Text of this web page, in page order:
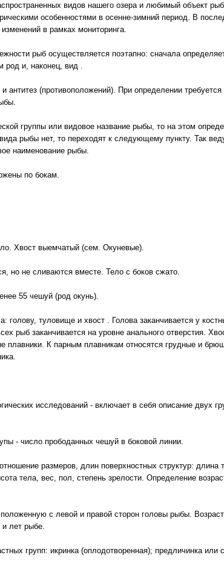
видов нашего озера и любимый объект
особенностями в осенне-зимний период. В
в рамках мониторинга.
рыб осуществляется поэтапно: сначала
род и, наконец, вид .
(противоположений). При определении требуется
группы или видовое название рыбы, то на этом
рыбы нет, то переходят к следующему пункту. Так
наименование рыбы.
по бокам.
Хвост выемчатый (сем. Окуневые).
но не сливаются вместе. Тело с боков сжато.
55 чешуй (род окунь).
туловище и хвост . Голова заканчивается у
рыб заканчивается на уровне анального отверстия.
плавники. К парным плавникам относятся грудные и
исследований - включает в себя описание двух
- число прободанных чешуй в боковой линии.
размеров, длин поверхностных структур: длина
тела, вес, пол, степень зрелости. Определение
с левой и правой сторон головы рыбы.
и лет рыбе.
групп: икринка (оплодотворенная); предличинка или